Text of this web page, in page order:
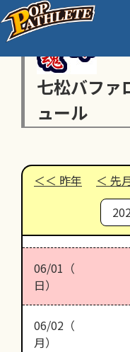
七松バフ
ュール
昨年 先
06/01（
日）
06/02（
月）